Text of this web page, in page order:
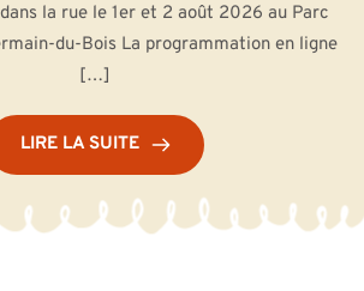
la rue le 1er et 2 août 2026 au Parc
du-Bois La programmation en ligne
[…]
LIRE LA SUITE